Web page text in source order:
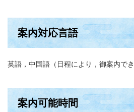
案内対応言語
英語，中国語（日程により，御案内で
案内可能時間